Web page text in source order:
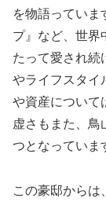
を物語っていま
プ』など、世界
たって愛され続
やライフスタイ
や資産について
虚さもまた、鳥
つとなっていま
この豪邸からは